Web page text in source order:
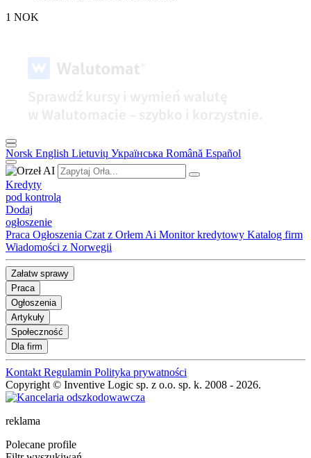
1 NOK
Norsk English Lietuvių Українська Română Español
Kredyty
pod kontrolą
Dodaj
ogłoszenie
Praca Ogłoszenia Czat z Orłem Ai Monitor kredytowy Katalog firm
Wiadomości z Norwegii
Załatw sprawy
Praca
Ogłoszenia
Artykuły
Społeczność
Dla firm
Kontakt Regulamin Polityka prywatności
Copyright © Inventive Logic sp. z o.o. sp. k. 2008 - 2026.
reklama
Polecane profile